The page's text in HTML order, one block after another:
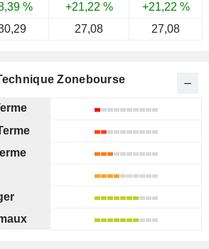
% +21,22 %
+21,22 %
27,08 27,08
Zonebourse